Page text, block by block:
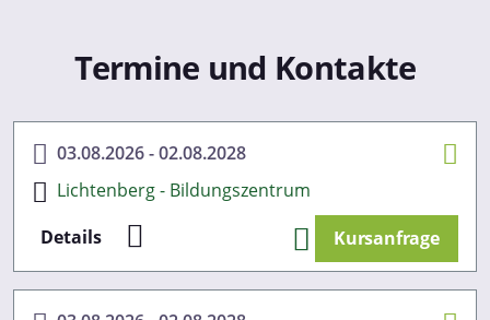
Dienste gesammelt haben. Sie geben Einwilligung zu
Impressum
Termine und Kontakte
03.08.2026 - 02.08.2028
Lichtenberg - Bildungszentrum
Details
Kursanfrage